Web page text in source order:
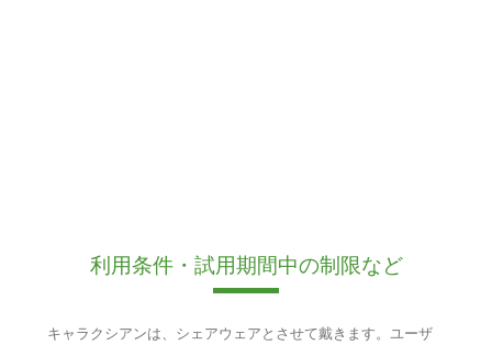
利用条件・試用期間中の制限など
キャラクシアンは、シェアウェアとさせて戴きます。ユーザ